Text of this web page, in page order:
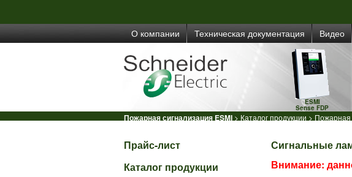
О компании Техническая документация Видео
ESMI
Sense FDP
Пожарная сигнализация ESMI > Каталог продукции > Пожарная
Прайс-лист
Каталог продукции
Сигнальные
Внимание: